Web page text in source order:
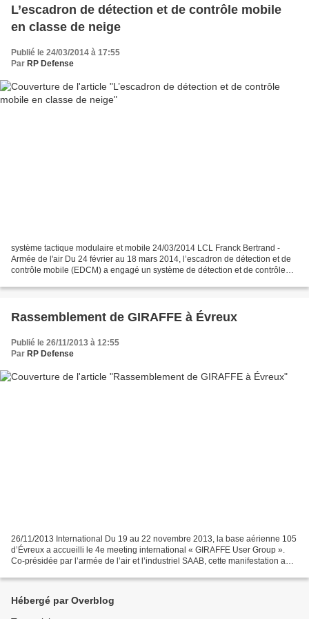
L’escadron de détection et de contrôle mobile
en classe de neige
Publié le 24/03/2014 à 17:55
Par RP Defense
système tactique modulaire et mobile 24/03/2014 LCL Franck Bertrand -
Armée de l'air Du 24 février au 18 mars 2014, l’escadron de détection et de
contrôle mobile (EDCM) a engagé un système de détection et de contrôle
Rassemblement de GIRAFFE à Évreux
Publié le 26/11/2013 à 12:55
Par RP Defense
26/11/2013 International Du 19 au 22 novembre 2013, la base aérienne 105
d’Évreux a accueilli le 4e meeting international « GIRAFFE User Group ».
Co-présidée par l’armée de l’air et l’industriel SAAB, cette manifestation a
Hébergé par Overblog